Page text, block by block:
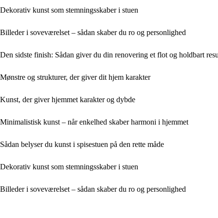
Dekorativ kunst som stemningsskaber i stuen
Billeder i soveværelset – sådan skaber du ro og personlighed
Den sidste finish: Sådan giver du din renovering et flot og holdbart
Mønstre og strukturer, der giver dit hjem karakter
Kunst, der giver hjemmet karakter og dybde
Minimalistisk kunst – når enkelhed skaber harmoni i hjemmet
Sådan belyser du kunst i spisestuen på den rette måde
Dekorativ kunst som stemningsskaber i stuen
Billeder i soveværelset – sådan skaber du ro og personlighed